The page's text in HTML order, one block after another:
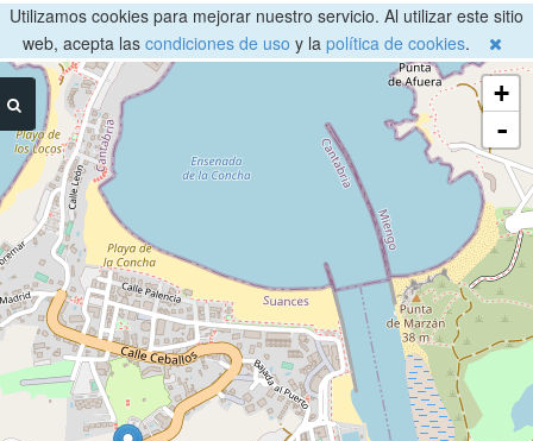
Utilizamos cookies para mejorar nuestro servicio. Al utilizar este sitio
web, acepta las condiciones de uso y la política de cookies.
+
-